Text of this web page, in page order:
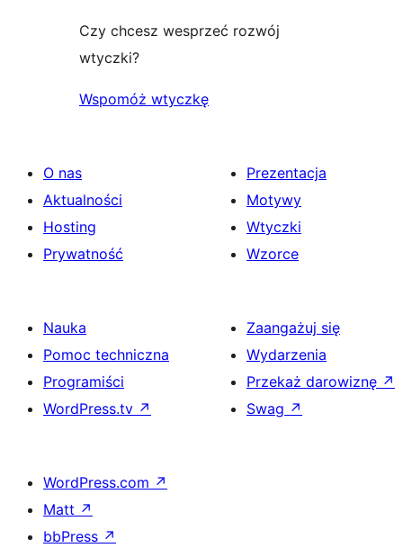
Czy chcesz wesprzeć rozwój
wtyczki?
Wspomóż wtyczkę
O nas
Aktualności
Hosting
Prywatność
Prezentacja
Motywy
Wtyczki
Wzorce
Nauka
Pomoc techniczna
Programiści
WordPress.tv ↗
Zaangażuj się
Wydarzenia
Przekaż darowiznę ↗
Swag ↗
WordPress.com ↗
Matt ↗
bbPress ↗